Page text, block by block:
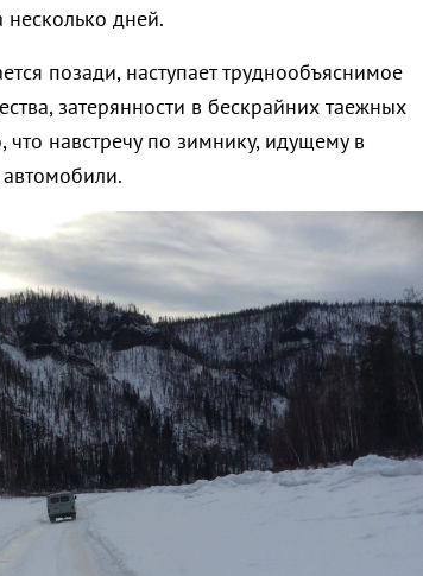
дней.
позади, наступает труднообъяснимое
затерянности в бескрайних таежных
что навстречу по зимнику, идущему в